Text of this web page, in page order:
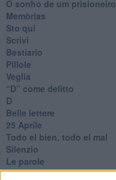
O sonho de um prisioneiro
Memòrias
Sto qui
Scrivi
Bestiario
Pillole
Veglia
​“D” come delitto
D
Belle lettere
25 Aprile
Todo el bien, todo el mal
Silenzio
Le parole
​L’Australiana